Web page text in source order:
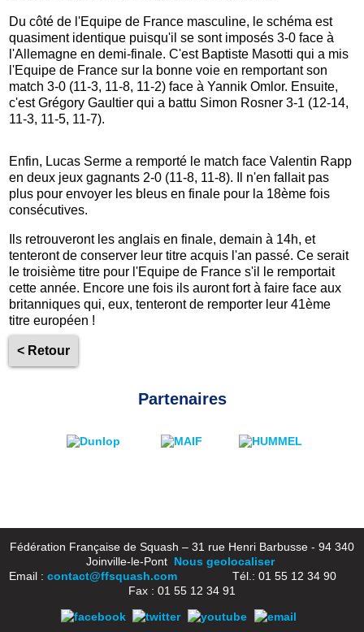
Du côté de l'Equipe de France masculine, le schéma est
quasiment identique puisqu'il se sont imposés 3-0 face à
l'Allemagne en demi-finale. C'est Baptiste Masotti qui a mis
l'Equipe de France sur la bonne voie en remportant son
match 3-0 (11-3, 11-8, 11-2) face à Yannik Omlor. Ensuite,
c'est Grégory Gaultier qui a battu Simon Rosner 3-1 (12-14,
11-3, 11-5, 11-7).
Enfin, Lucas Serme a remporté le match face Valentin Rapp
en deux jeux gagnants 2-0 (11-8, 11-8). Il n'en fallait pas
plus pour envoyer les bleus en finale pour la 18ème fois
consécutives.
Ils retrouveront les anglais en finale, demain à 14h, et
tenteront de conserver leur titre acquis l'an passé. Ce serait
le troisième titre pour l'Equipe de France s'il le remportait
cette année. Encore une fois ils auront fort à faire face aux
britanniques qui, eux, tenteront de remporter leur 41ème
titre européen !
< Retour
Partenaires
Fédération Française de Squash – 31 rue Henri Barbusse - 94 340
Joinville-le-Pont Nous geolocaliser
Email : contact@ffsquash.comTél.: 01 55 12 34 90
Fax : 01 55 12 34 91